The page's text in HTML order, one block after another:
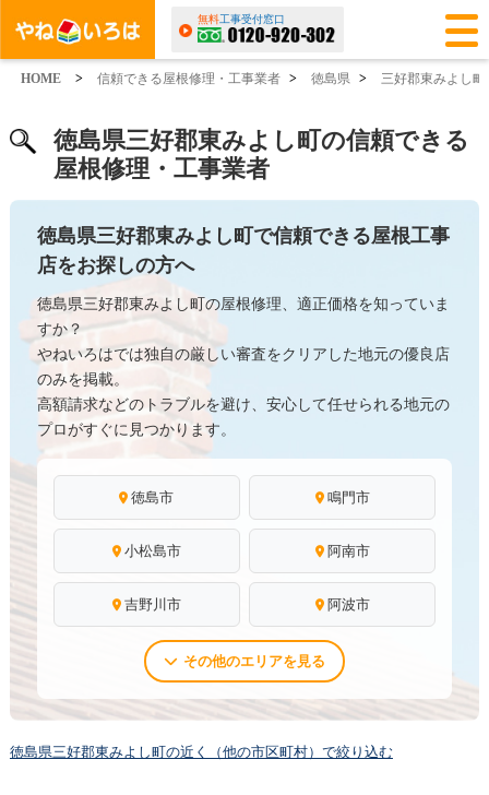
無料工事受付窓口
HOME > 信頼できる屋根修理・工事業者 > 徳島県 > 三好郡東みよし町
徳島県三好郡東みよし町の信頼できる
屋根修理・工事業者
徳島県三好郡東みよし町で信頼できる屋根工事
店をお探しの方へ
徳島県三好郡東みよし町の屋根修理、適正価格を知っていま
すか？
やねいろはでは独自の厳しい審査をクリアした地元の優良店
のみを掲載。
高額請求などのトラブルを避け、安心して任せられる地元の
プロがすぐに見つかります。
徳島市 鳴門市
小松島市 阿南市
吉野川市 阿波市
その他のエリアを見る
徳島県三好郡東みよし町の近く（他の市区町村）で絞り込む